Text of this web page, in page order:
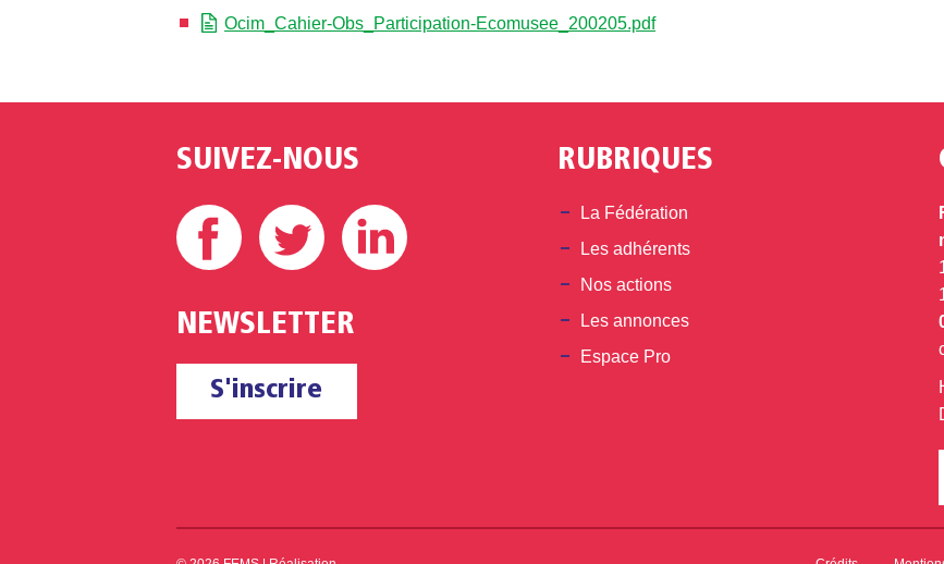
Ocim_Cahier-Obs_Participation-Ecomusee_200205.pdf
SUIVEZ-NOUS
Facebook Twitter
NEWSLETTER
S'inscrire
RUBRIQUES
La Fédération
Les adhérents
Nos actions
Les annonces
Espace Pro